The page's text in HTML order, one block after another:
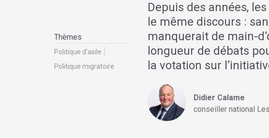
Thèmes
Politique d’asile
Politique migratoire
Depuis des années,
le même discours :
manquerait de main-
longueur de débats
la votation sur
Didier Calame
conseiller national